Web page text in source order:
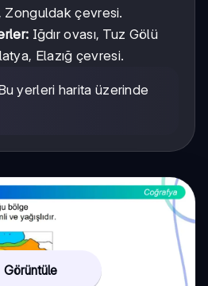
Zonguldak çevresi.
Iğdır ovası, Tuz Gölü
Elazığ çevresi.
yerleri harita üzerinde
Görüntüle